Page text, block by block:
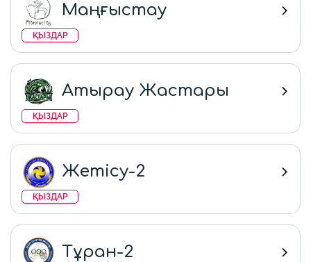
Маңғыстау
ҚЫЗДАР
Атырау Жастары
ҚЫЗДАР
Жетісу-2
ҚЫЗДАР
Тұран-2